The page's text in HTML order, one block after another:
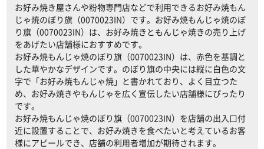
お好み焼き屋さんや粉物専門店などで利用できるお好み焼もん
じゃ焼のぼり旗（0070023IN）です。お好み焼もんじゃ焼のぼ
り旗（0070023IN）は、お好み焼きともんじゃ焼きの売り上げ
をあげたい店舗様におすすめです。
お好み焼もんじゃ焼のぼり旗（0070023IN）は、赤色を基調と
した華やかなデザインです。のぼり旗の中央には縦に白色の文
字で「お好み焼もんじゃ焼」と書かれており、よく目立つた
め、お好み焼きやもんじゃを広く宣伝したい店舗様にぴったり
です。
お好み焼もんじゃ焼のぼり旗（0070023IN）を店舗の出入口付
近に設置することで、お好み焼きを食べたいと考えているお客
様にアピールでき、店舗の利用者増加が期待されます。